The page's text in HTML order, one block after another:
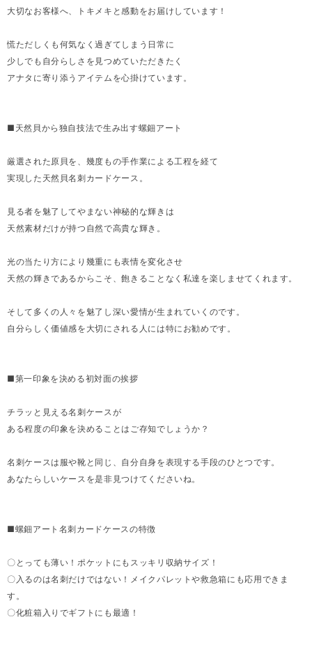
大切なお客様へ、トキメキと感動をお届けしています！
慌ただしくも何気なく過ぎてしまう日常に
少しでも自分らしさを見つめていただきたく
アナタに寄り添うアイテムを心掛けています。
■天然貝から独自技法で生み出す螺鈿アート
厳選された原貝を、幾度もの手作業による工程を経て
実現した天然貝名刺カードケース。
見る者を魅了してやまない神秘的な輝きは
天然素材だけが持つ自然で高貴な輝き。
光の当たり方により幾重にも表情を変化させ
天然の輝きであるからこそ、飽きることなく私達を楽しませてくれます。
そして多くの人々を魅了し深い愛情が生まれていくのです。
自分らしく価値感を大切にされる人には特にお勧めです。
■第一印象を決める初対面の挨拶
チラッと見える名刺ケースが
ある程度の印象を決めることはご存知でしょうか？
名刺ケースは服や靴と同じ、自分自身を表現する手段のひとつです。
あなたらしいケースを是非見つけてくださいね。
■螺鈿アート名刺カードケースの特徴
〇とっても薄い！ポケットにもスッキリ収納サイズ！
〇入るのは名刺だけではない！メイクパレットや救急箱にも応用できま
す。
〇化粧箱入りでギフトにも最適！